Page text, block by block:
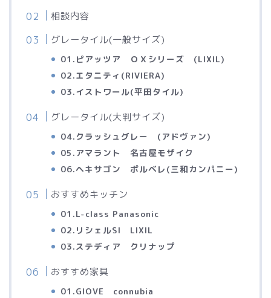
相談内容
グレータイル(一般サイズ)
01.ピアッツア ＯＸシリーズ (LIXIL)
02.エタニティ(RIVIERA)
03.イストワール(平田タイル)
グレータイル(大判サイズ)
04.クラッシュグレー (アドヴァン)
05.アマラント 名古屋モザイク
06.ヘキサゴン ポルベレ(三和カンパニー)
おすすめキッチン
01.L-class Panasonic
02.リシェルSI LIXIL
03.ステディア クリナップ
おすすめ家具
01.GIOVE connubia